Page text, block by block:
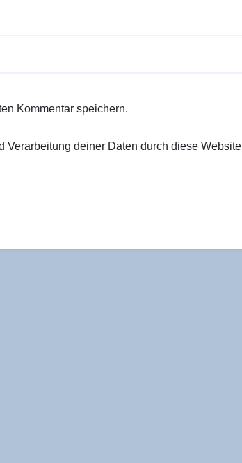
Kommentar speichern.
Verarbeitung deiner Daten durch diese Website